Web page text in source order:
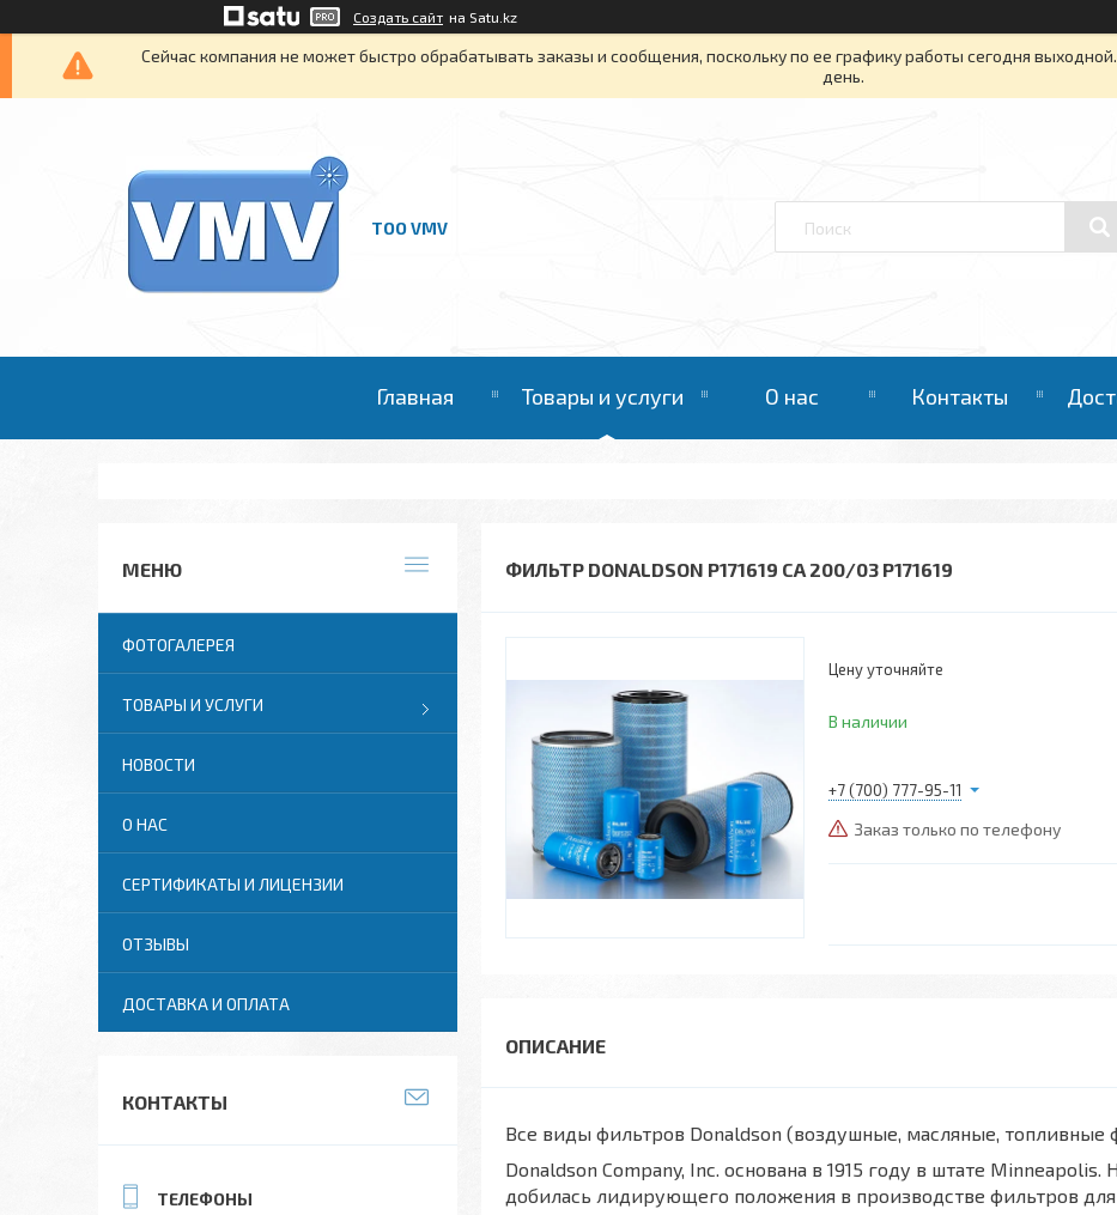
Создать сайт на Satu.kz
Сейчас компания не может быстро обрабатывать заказы и сообщения, поскольку по ее графику работы сегодня
день.
ТОО VMV
Главная Товары и услуги О нас Контакты
ФИЛЬТР DONALDSON P171619 CA 200/03 P171619
Цену уточняйте
В наличии
+7 (700) 777-95-11
Заказ только по телефону
Все виды фильтров Donaldson (воздушные, масляные, топливные
Donaldson Company, Inc. основана в 1915 году в штате
добилась лидирующего положения в производстве фильтров для
ФОТОГАЛЕРЕЯ
ТОВАРЫ И УСЛУГИ
НОВОСТИ
О НАС
СЕРТИФИКАТЫ И ЛИЦЕНЗИИ
ОТЗЫВЫ
ДОСТАВКА И ОПЛАТА
КОНТАКТЫ